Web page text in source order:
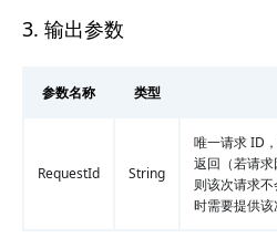
3. 输出参数
参数名称 类型
RequestId String
唯一请求 ID
返回（若请求
则该次请求
时需要提供该